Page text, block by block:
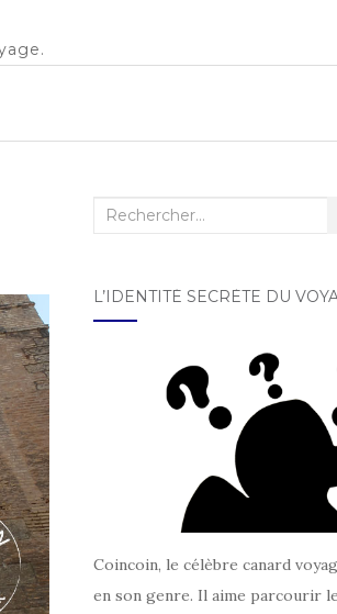
Recherche :
L’IDENTITÉ SECRÈTE DU
Coincoin, le célèbre canard
en son genre. Il aime parcourir